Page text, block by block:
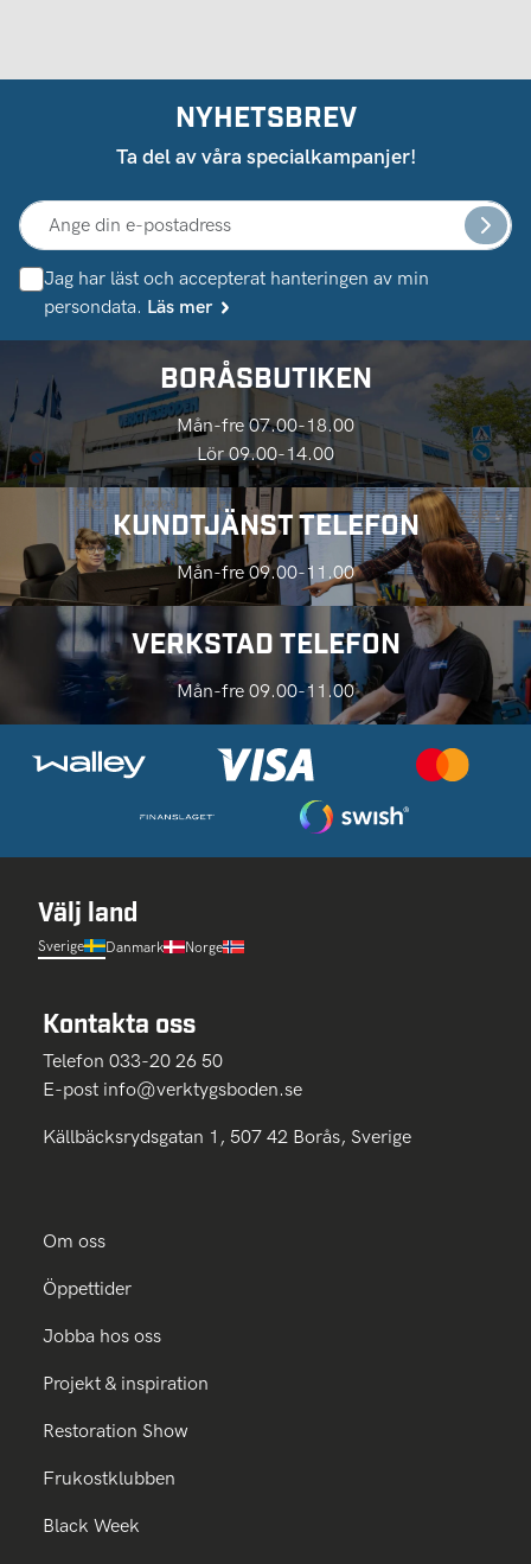
NYHETSBREV
Ta del av våra specialkampanjer!
Jag har läst och accepterat hanteringen av min
persondata. Läs mer
BORÅSBUTIKEN
Mån-fre 07.00-18.00
Lör 09.00-14.00
KUNDTJÄNST TELEFON
Mån-fre 09.00-11.00
VERKSTAD TELEFON
Mån-fre 09.00-11.00
Välj land
Sverige Danmark Norge
Kontakta oss
Telefon 033-20 26 50
E-post info@verktygsboden.se
Källbäcksrydsgatan 1, 507 42 Borås, Sverige
Om oss
Öppettider
Jobba hos oss
Projekt & inspiration
Restoration Show
Frukostklubben
Black Week